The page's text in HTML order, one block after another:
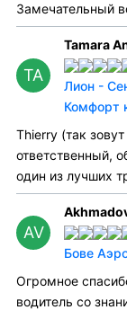
Замечательный
TA
Tamara
Лион -
Комфорт
Thierry (так
ответственный,
один из лучших
AV
Бове
Огромное
водитель со